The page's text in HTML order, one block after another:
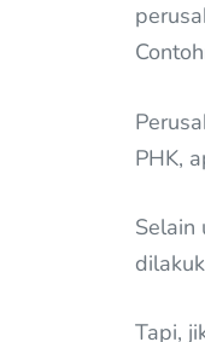
PHK,
Selain
Tapi,